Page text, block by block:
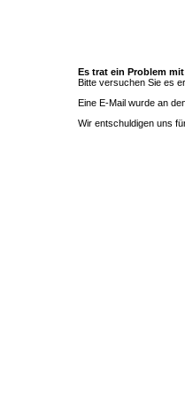
Es trat ein Problem
Bitte versuchen Sie es
Eine E-Mail wurde an
Wir entschuldigen uns